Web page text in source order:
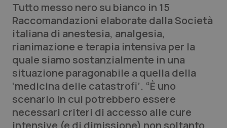
Abruzzo
Basilicata
Calabria
Campania
Emilia-Romagna
QS Pro Gold
Artrite & artrosi
Asma & BPCO
Car-T
Colesterolo & coronaropatie
QS Club Newsletter
Tutto messo nero su bianco in 15
Raccomandazioni elaborate dalla Società
italiana di anestesia, analgesia,
rianimazione e terapia intensiva per la
quale siamo sostanzialmente in una
situazione paragonabile a quella della
‘medicina delle catastrofi’. “È uno
scenario in cui potrebbero essere
necessari criteri di accesso alle cure
intensive (e di dimissione) non soltanto